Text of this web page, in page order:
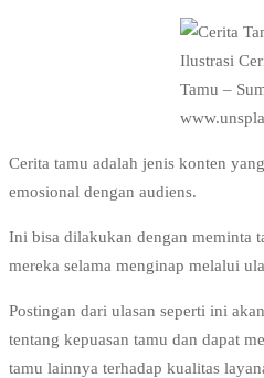
Ilustrasi
Tamu –
Cerita tamu adalah jenis konten
emosional dengan audiens.
Ini bisa dilakukan dengan meminta
mereka selama menginap melalui
Postingan dari ulasan seperti ini
tentang kepuasan tamu dan dapat
tamu lainnya terhadap kualitas